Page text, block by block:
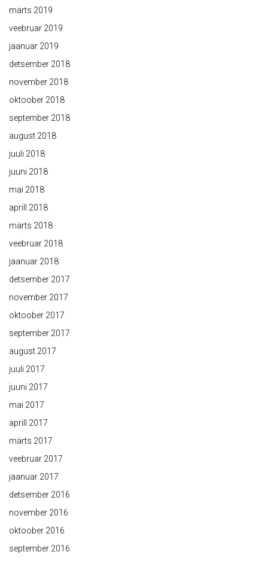
märts 2019
veebruar 2019
jaanuar 2019
detsember 2018
november 2018
oktoober 2018
september 2018
august 2018
juuli 2018
juuni 2018
mai 2018
aprill 2018
märts 2018
veebruar 2018
jaanuar 2018
detsember 2017
november 2017
oktoober 2017
september 2017
august 2017
juuli 2017
juuni 2017
mai 2017
aprill 2017
märts 2017
veebruar 2017
jaanuar 2017
detsember 2016
november 2016
oktoober 2016
september 2016